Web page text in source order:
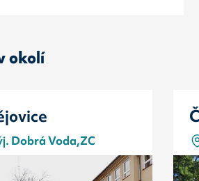
okolí
Dobrá Voda,ZC